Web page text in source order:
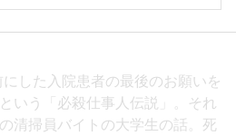
にした入院患者の最後のお願いを
いう「必殺仕事人伝説」。それ
清掃員バイトの大学生の話。死